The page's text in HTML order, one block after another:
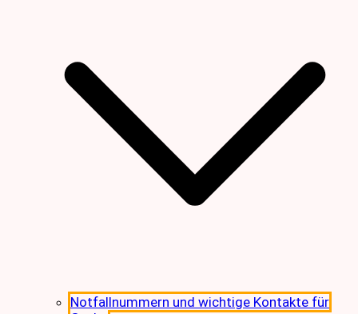
Notfallnummern und wichtige Kontakte für